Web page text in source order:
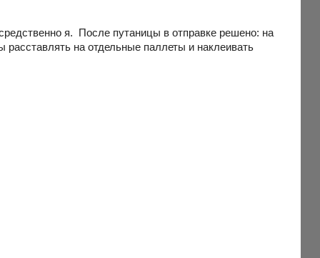
я. После путаницы в отправке решено: на
на отдельные паллеты и наклеивать